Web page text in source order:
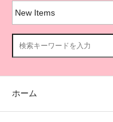
ホーム